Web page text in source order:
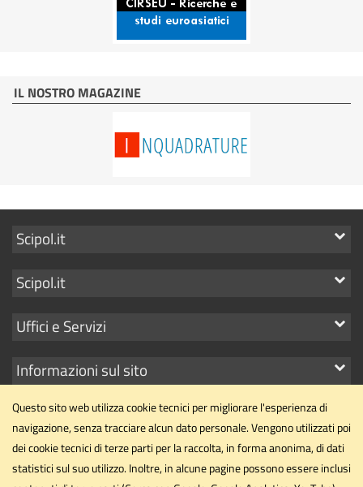
IL NOSTRO MAGAZINE
Mostra
link
Scipol.it
Mostra
link
Scipol.it
Mostra
link
Uffici e Servizi
Mostra
link
Informazioni sul sito
Dipartimento di Scienze Politiche
Questo sito web utilizza cookie tecnici per migliorare l'esperienza di
navigazione, senza tracciare alcun dato personale. Vengono utilizzati poi
dei cookie tecnici di terze parti per la raccolta, in forma anonima, di dati
statistici sul suo utilizzo. Inoltre, in alcune pagine possono essere inclusi